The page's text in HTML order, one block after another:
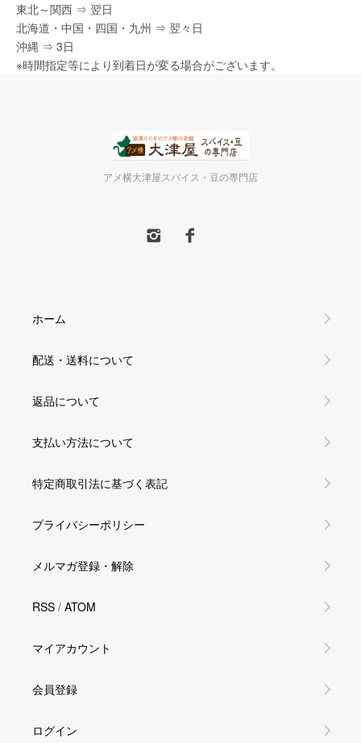
東北～関西 ⇒ 翌日
北海道・中国・四国・九州 ⇒ 翌々日
沖縄 ⇒ 3日
※時間指定等により到着日が変る場合がございます。
アメ横大津屋スパイス・豆の専門店
ホーム
配送・送料について
返品について
支払い方法について
特定商取引法に基づく表記
プライバシーポリシー
メルマガ登録・解除
RSS / ATOM
マイアカウント
会員登録
ログイン